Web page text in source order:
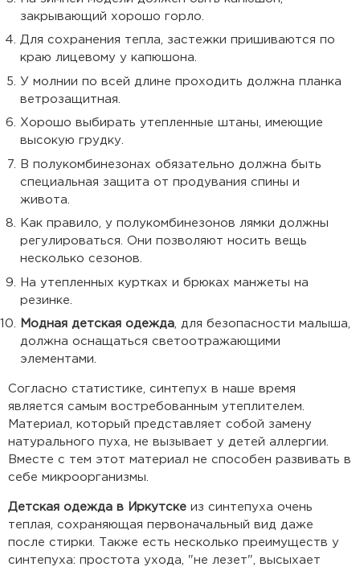
закрывающий хорошо горло.
Для сохранения тепла, застежки пришиваются по
краю лицевому у капюшона.
У молнии по всей длине проходить должна планка
ветрозащитная.
Хорошо выбирать утепленные штаны, имеющие
высокую грудку.
В полукомбинезонах обязательно должна быть
специальная защита от продувания спины и
живота.
Как правило, у полукомбинезонов лямки должны
регулироваться. Они позволяют носить вещь
несколько сезонов.
На утепленных куртках и брюках манжеты на
резинке.
Модная детская одежда , для безопасности малыша,
должна оснащаться светоотражающими
элементами.
Согласно статистике, синтепух в наше время
является самым востребованным утеплителем.
Материал, который представляет собой замену
натурального пуха, не вызывает у детей аллергии.
Вместе с тем этот материал не способен развивать в
себе микроорганизмы.
Детская одежда в Иркутске из синтепуха очень
теплая, сохраняющая первоначальный вид даже
после стирки. Также есть несколько преимуществ у
синтепуха: простота ухода, "не лезет", высыхает